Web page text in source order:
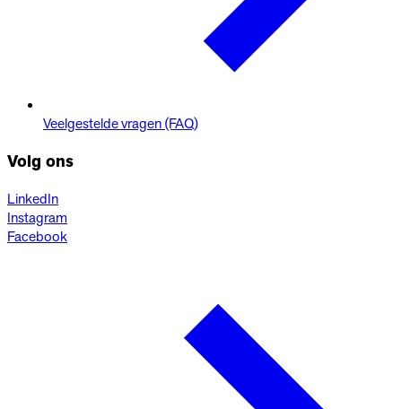
Veelgestelde vragen (FAQ)
Volg ons
LinkedIn
Instagram
Facebook